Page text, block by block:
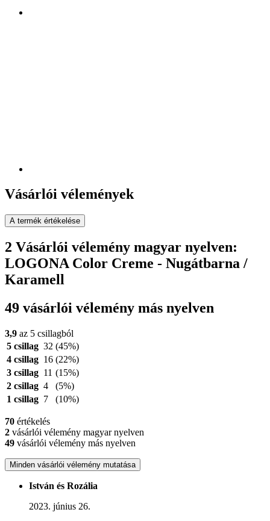
Vásárlói vélemények
A termék értékelése
2 Vásárlói vélemény magyar nyelven:
LOGONA Color Creme - Nugátbarna /
Karamell
49 vásárlói vélemény más nyelven
3,9 az 5 csillagból
5 csillag 32 (45%)
4 csillag 16 (22%)
3 csillag 11 (15%)
2 csillag 4
(5%)
1 csillag 7 (10%)
70 értékelés
2 vásárlói vélemény magyar nyelven
49 vásárlói vélemény más nyelven
Minden vásárlói vélemény mutatása
István és Rozália
2023. június 26.